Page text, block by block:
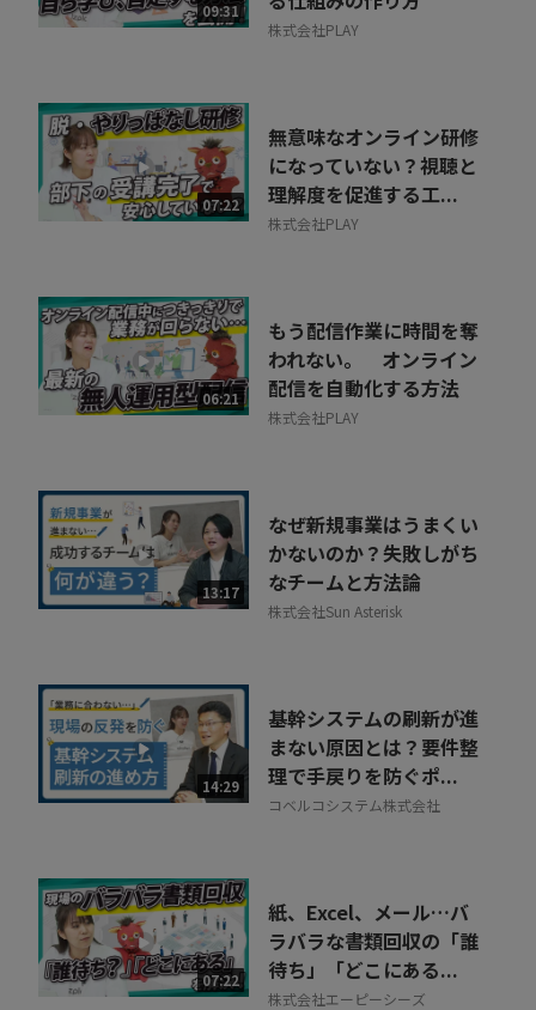
09:31
株式会社PLAY
07:22
無意味なオンライン研修
になっていない？視聴と
理解度を促進する工...
株式会社PLAY
06:21
もう配信作業に時間を奪
われない。 オンライン
配信を自動化する方法
株式会社PLAY
13:17
なぜ新規事業はうまくい
かないのか？失敗しがち
なチームと方法論
株式会社Sun Asterisk
14:29
基幹システムの刷新が進
まない原因とは？要件整
理で手戻りを防ぐポ...
コベルコシステム株式会社
07:22
紙、Excel、メール…バ
ラバラな書類回収の「誰
待ち」「どこにある...
株式会社エーピーシーズ